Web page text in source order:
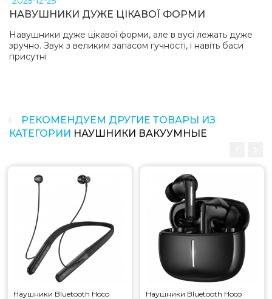
НАВУШНИКИ ДУЖЕ ЦІКАВОЇ ФОРМИ
Навушники дуже цікавої форми, але в вусі лежать дуже
зручно. Звук з великим запасом гучності, і навіть баси
присутні
РЕКОМЕНДУЕМ ДРУГИЕ ТОВАРЫ ИЗ
КАТЕГОРИИ НАУШНИКИ ВАКУУМНЫЕ
Наушники Bluetooth Hoco
Наушники Bluetooth Hoco